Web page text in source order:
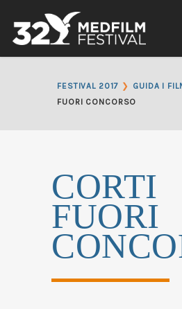
FESTIVAL 2017 ❯ GUIDA I
FUORI CONCORSO
CORTI
FUORI